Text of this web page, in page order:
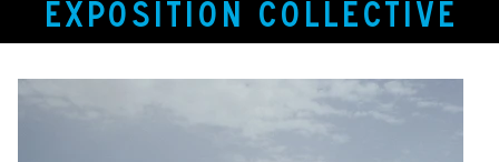
EXPOSITION COLLECTIVE